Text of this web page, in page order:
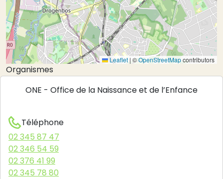
Leaflet | ©OpenStreetMapcontributors
Organismes
ONE - Office de la Naissance et de l’Enfance
Téléphone
02 345 87 47
02 346 54 59
02 376 41 99
02 345 78 80